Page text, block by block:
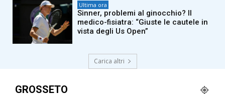
Ultima ora
Sinner, problemi al ginocchio? Il
medico-fisiatra: “Giuste le cautele in
vista degli Us Open”
Carica altri
GROSSETO